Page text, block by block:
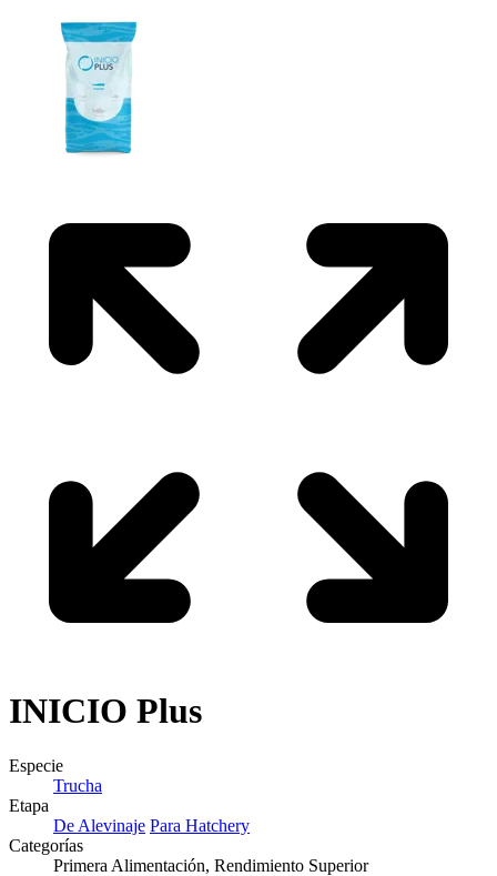
INICIO Plus
Especie
Trucha
Etapa
De Alevinaje Para Hatchery
Categorías
Primera Alimentación, Rendimiento Superior